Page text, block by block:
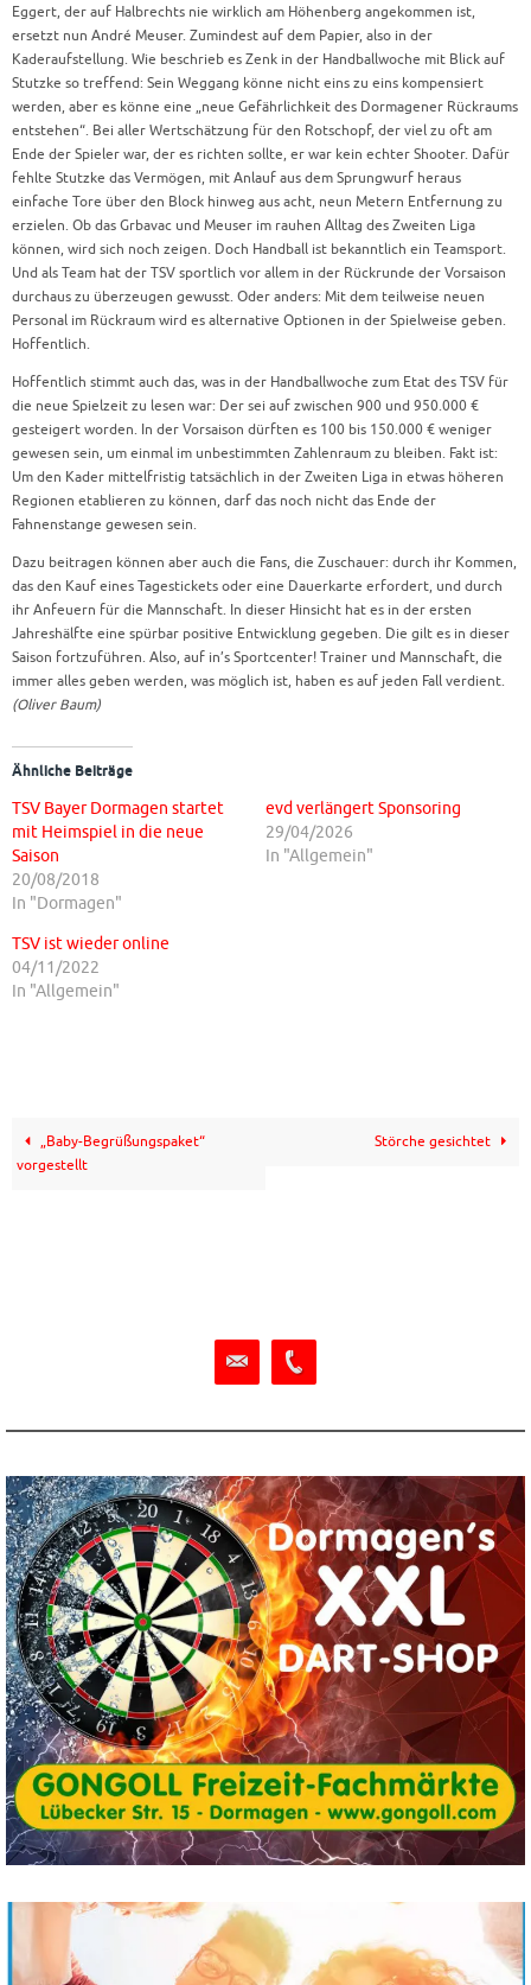
Eggert, der auf Halbrechts nie wirklich am Höhenberg angekommen ist,
ersetzt nun André Meuser. Zumindest auf dem Papier, also in der
Kaderaufstellung. Wie beschrieb es Zenk in der Handballwoche mit Blick auf
Stutzke so treffend: Sein Weggang könne nicht eins zu eins kompensiert
werden, aber es könne eine „neue Gefährlichkeit des Dormagener Rückraums
entstehen“. Bei aller Wertschätzung für den Rotschopf, der viel zu oft am
Ende der Spieler war, der es richten sollte, er war kein echter Shooter. Dafür
fehlte Stutzke das Vermögen, mit Anlauf aus dem Sprungwurf heraus
einfache Tore über den Block hinweg aus acht, neun Metern Entfernung zu
erzielen. Ob das Grbavac und Meuser im rauhen Alltag des Zweiten Liga
können, wird sich noch zeigen. Doch Handball ist bekanntlich ein Teamsport.
Und als Team hat der TSV sportlich vor allem in der Rückrunde der Vorsaison
durchaus zu überzeugen gewusst. Oder anders: Mit dem teilweise neuen
Personal im Rückraum wird es alternative Optionen in der Spielweise geben.
Hoffentlich.
Hoffentlich stimmt auch das, was in der Handballwoche zum Etat des TSV für
die neue Spielzeit zu lesen war: Der sei auf zwischen 900 und 950.000 €
gesteigert worden. In der Vorsaison dürften es 100 bis 150.000 € weniger
gewesen sein, um einmal im unbestimmten Zahlenraum zu bleiben. Fakt ist:
Um den Kader mittelfristig tatsächlich in der Zweiten Liga in etwas höheren
Regionen etablieren zu können, darf das noch nicht das Ende der
Fahnenstange gewesen sein.
Dazu beitragen können aber auch die Fans, die Zuschauer: durch ihr Kommen,
das den Kauf eines Tagestickets oder eine Dauerkarte erfordert, und durch
ihr Anfeuern für die Mannschaft. In dieser Hinsicht hat es in der ersten
Jahreshälfte eine spürbar positive Entwicklung gegeben. Die gilt es in dieser
Saison fortzuführen. Also, auf in’s Sportcenter! Trainer und Mannschaft, die
immer alles geben werden, was möglich ist, haben es auf jeden Fall verdient.
(Oliver Baum)
Ähnliche Beiträge
TSV Bayer Dormagen startet
mit Heimspiel in die neue
Saison
20/08/2018
In "Dormagen"
evd verlängert Sponsoring
29/04/2026
In "Allgemein"
TSV ist wieder online
04/11/2022
In "Allgemein"
„Baby-Begrüßungspaket“
vorgestellt
Störche gesichtet